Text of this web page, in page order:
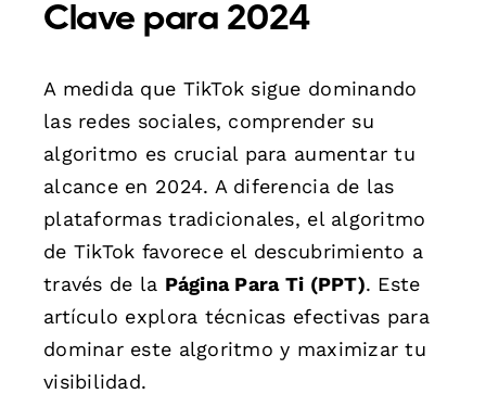
Clave para 2024
A medida que TikTok sigue dominando
las redes sociales, comprender su
algoritmo es crucial para aumentar tu
alcance en 2024. A diferencia de las
plataformas tradicionales, el algoritmo
de TikTok favorece el descubrimiento a
través de la Página Para Ti (PPT). Este
artículo explora técnicas efectivas para
dominar este algoritmo y maximizar tu
visibilidad.